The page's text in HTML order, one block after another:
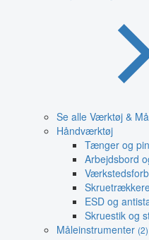
Se alle Værktøj &
Håndværktøj
Tænger og
Arbejdsbord
ESD og
Skruestik og
Måleinstrumenter (2)